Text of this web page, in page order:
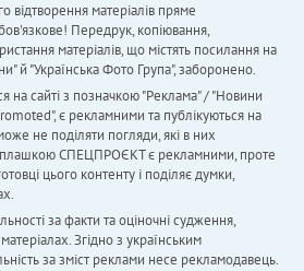
відтворення матеріалів пряме
Передрук, копіювання,
матеріалів, що містять посилання на
й "Українська Фото Група", заборонено.
на сайті з позначкою "Реклама" / "Новини
є рекламними та публікуються на
не поділяти погляди, які в них
плашкою СПЕЦПРОЄКТ є рекламними, проте
цього контенту і поділяє думки,
за факти та оціночні судження,
Згідно з українським
за зміст реклами несе рекламодавець.